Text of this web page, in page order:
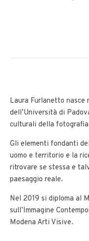
Laura Furlanetto nasce
dell’Università di
culturali della
Gli elementi fondanti
uomo e territorio e la
ritrovare se stessa e
paesaggio reale.
Nel 2019 si diploma al
sull’Immagine
Modena Arti Visive.